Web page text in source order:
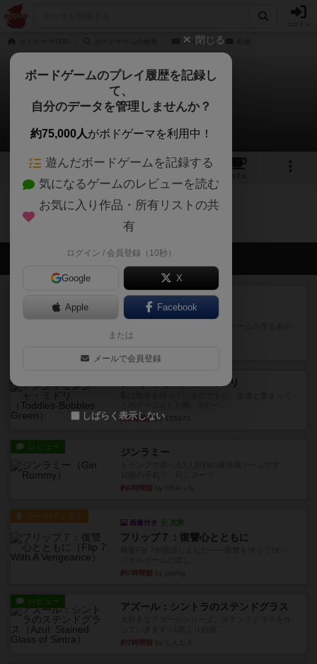
メイガス
メイガス
0件の動画
5 1
カフェ
メイガスのトップに戻る
会員の新しい投稿
フィッシェン
人がデザイン。箱絵からもう...
ナンジャモンジャ・ミドリ
約5時間前by 155973
レビュー ジンラミー
約6時間前
ルール/インスト
画像付き 充実
フリップ７：復讐心とともに
約7時間前
レビュー アズール：シントラのステンドグラス
約7時間前
閉じる
ボードゲームのプレイ履歴を記録し
て、
自分のデータを管理しませんか？
約75,000人がボドゲーマを利用中！
遊んだボードゲームを記録する
気になるゲームのレビューを読む
お気に入り作品・所有リストの共
有
ログイン / 会員登録（10秒）
Google X
Apple Facebook
または
メールで会員登録
しばらく表示しない